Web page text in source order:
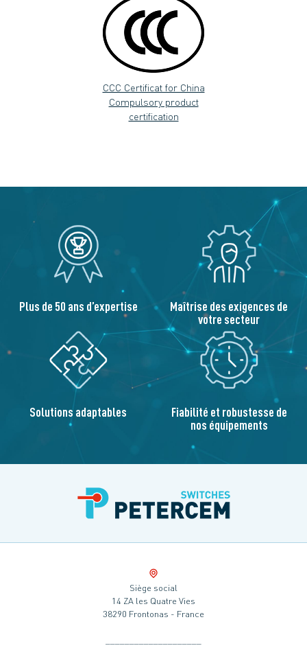
CCC Certificat for China
Compulsory product
certification
Plus de 50 ans d’expertise Maîtrise des exigences de
votre secteur
Solutions adaptables Fiabilité et robustesse de
nos équipements
Siège social
14 ZA les Quatre Vies
38290 Frontonas - France